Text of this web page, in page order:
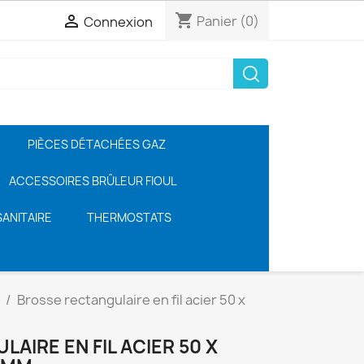
 Connexion shopping_cart Panier (0)
PIÈCES DÉTACHÉES GAZ
ACCESSOIRES BRÛLEUR FIOUL
THERMOSTATS
Brosse rectangulaire en fil acier 50 x
EN FIL ACIER 50 X